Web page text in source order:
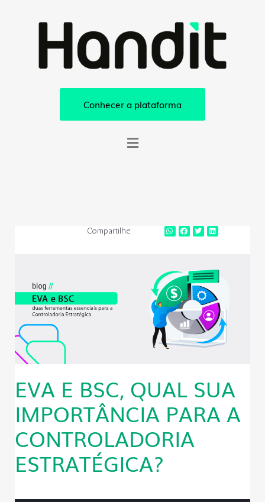
Conhecer a plataforma
Compartilhe:
EVA E BSC, QUAL SUA
IMPORTÂNCIA PARA A
CONTROLADORIA
ESTRATÉGICA?